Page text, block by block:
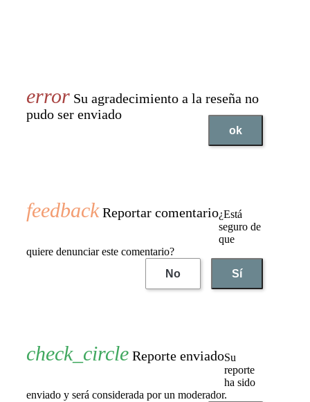
Su agradecimiento a la reseña no
pudo ser enviado
ok
Reportar comentario¿Está
seguro de
que
quiere denunciar este comentario?
No
Sí
Reporte enviadoSu
reporte
ha sido
enviado y será considerada por un moderador.